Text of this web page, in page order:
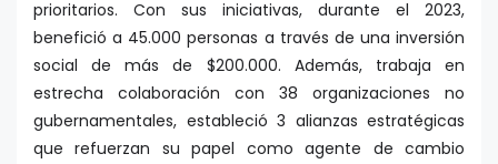
prioritarios. Con sus iniciativas, durante el 2023,
benefició a 45.000 personas a través de una inversión
social de más de $200.000. Además, trabaja en
estrecha colaboración con 38 organizaciones no
gubernamentales, estableció 3 alianzas estratégicas
que refuerzan su papel como agente de cambio